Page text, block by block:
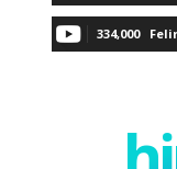
334,000